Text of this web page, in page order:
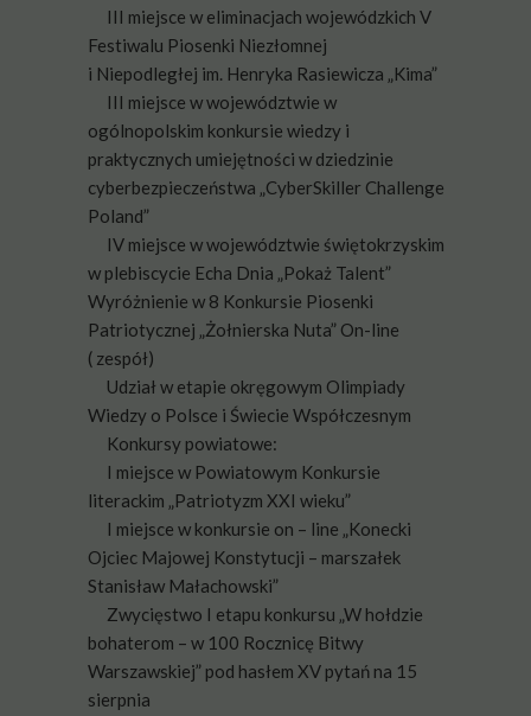
III miejsce w eliminacjach wojewódzkich V
Festiwalu Piosenki Niezłomnej
i Niepodległej im. Henryka Rasiewicza „Kima”
III miejsce w województwie w
ogólnopolskim konkursie wiedzy i
praktycznych umiejętności w dziedzinie
cyberbezpieczeństwa „CyberSkiller Challenge
Poland”
IV miejsce w województwie świętokrzyskim
w plebiscycie Echa Dnia „Pokaż Talent”
Wyróżnienie w 8 Konkursie Piosenki
Patriotycznej „Żołnierska Nuta” On-line
( zespół)
Udział w etapie okręgowym Olimpiady
Wiedzy o Polsce i Świecie Współczesnym
Konkursy powiatowe:
I miejsce w Powiatowym Konkursie
literackim „Patriotyzm XXI wieku”
I miejsce w konkursie on – line „Konecki
Ojciec Majowej Konstytucji – marszałek
Stanisław Małachowski”
Zwycięstwo I etapu konkursu „W hołdzie
bohaterom – w 100 Rocznicę Bitwy
Warszawskiej” pod hasłem XV pytań na 15
sierpnia